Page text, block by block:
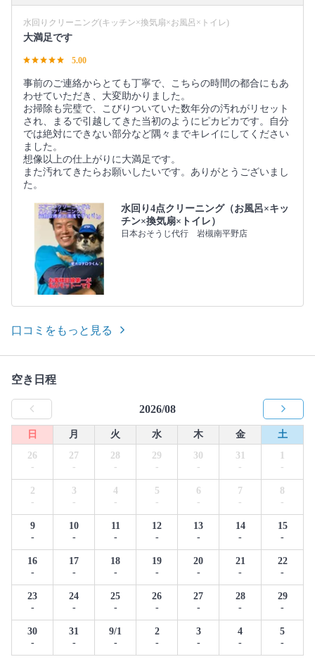
水回りクリーニング(キッチン×換気扇×お風呂×トイレ)
大満足です
5.00
事前のご連絡からとても丁寧で、こちらの時間の都合にもあ
わせていただき、大変助かりました。
お掃除も完璧で、こびりついていた数年分の汚れがリセット
され、まるで引越してきた当初のようにピカピカです。自分
では絶対にできない部分など隅々までキレイにしてください
ました。
想像以上の仕上がりに大満足です。
また汚れてきたらお願いしたいです。ありがとうございまし
た。
水回り4点クリーニング（お風呂×キッ
チン×換気扇×トイレ）
日本おそうじ代行 岩槻南平野店
口コミをもっと見る
空き日程
2026/08
日 月 火 水 木 金
土
26
-
27
-
28
-
29
-
30
-
31
-
1
-
2
-
3
-
4
-
5
-
6
-
7
-
8
-
9
-
10
-
11
-
12
-
13
-
14
-
15
-
16
-
17
-
18
-
19
-
20
-
21
-
22
-
23
-
24
-
25
-
26
-
27
-
28
-
29
-
30
-
31
-
9/1
-
2
-
3
-
4
-
5
-